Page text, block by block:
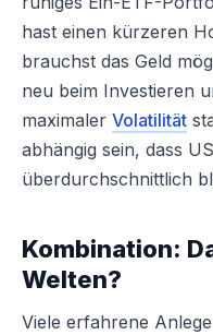
hast einen kürzeren
brauchst das Geld
neu beim Investieren
maximaler Volatilität
abhängig sein, dass
überdurchschnittlich
Kombination:
Welten?
Viele erfahrene